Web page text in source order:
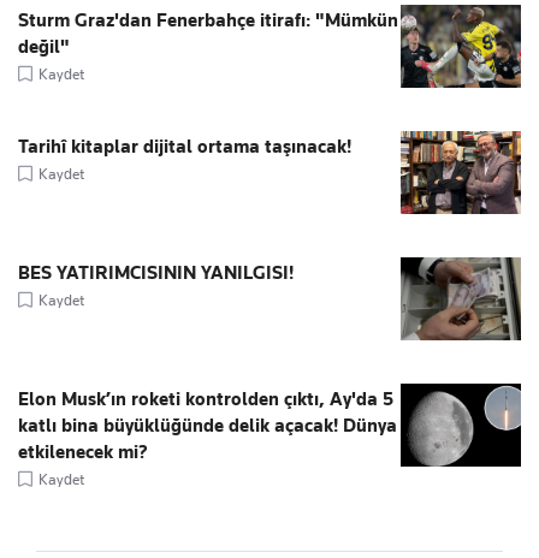
Sturm Graz'dan Fenerbahçe itirafı: "Mümkün
değil"
Kaydet
Tarihî kitaplar dijital ortama taşınacak!
Kaydet
BES YATIRIMCISININ YANILGISI!
Kaydet
Elon Musk’ın roketi kontrolden çıktı, Ay'da 5
katlı bina büyüklüğünde delik açacak! Dünya
etkilenecek mi?
Kaydet